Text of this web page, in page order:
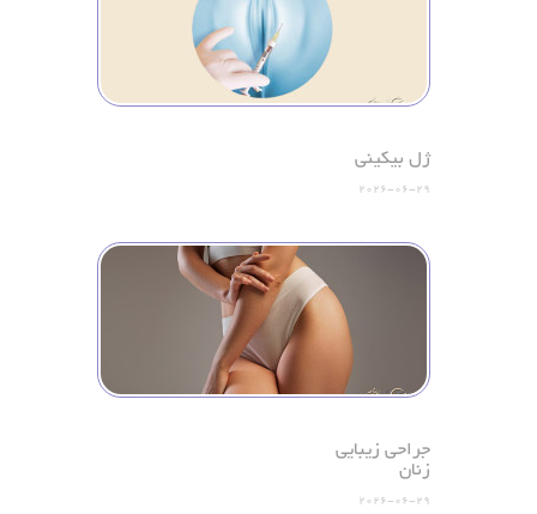
ژل بیکینی
2026-06-29
جراحی زیبایی
زنان
2026-06-29